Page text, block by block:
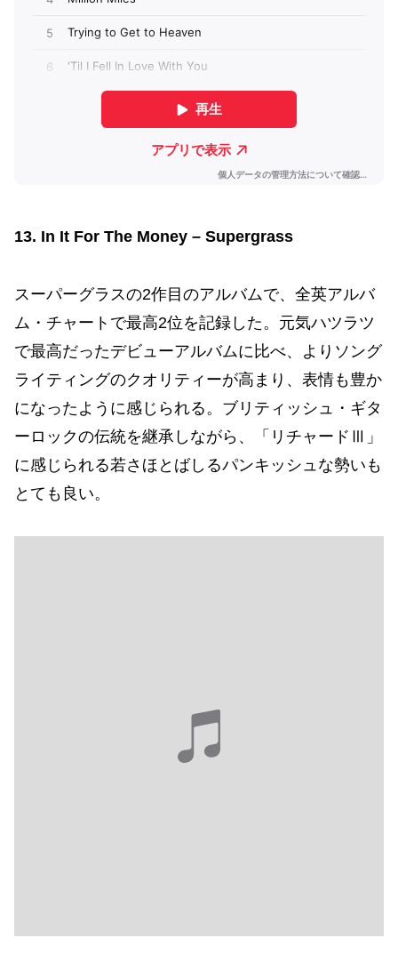
13. In It For The Money – Supergrass
スーパーグラスの2作目のアルバムで、全英アルバ
ム・チャートで最高2位を記録した。元気ハツラツ
で最高だったデビューアルバムに比べ、よりソング
ライティングのクオリティーが高まり、表情も豊か
になったように感じられる。ブリティッシュ・ギタ
ーロックの伝統を継承しながら、「リチャードⅢ」
に感じられる若さほとばしるパンキッシュな勢いも
とても良い。